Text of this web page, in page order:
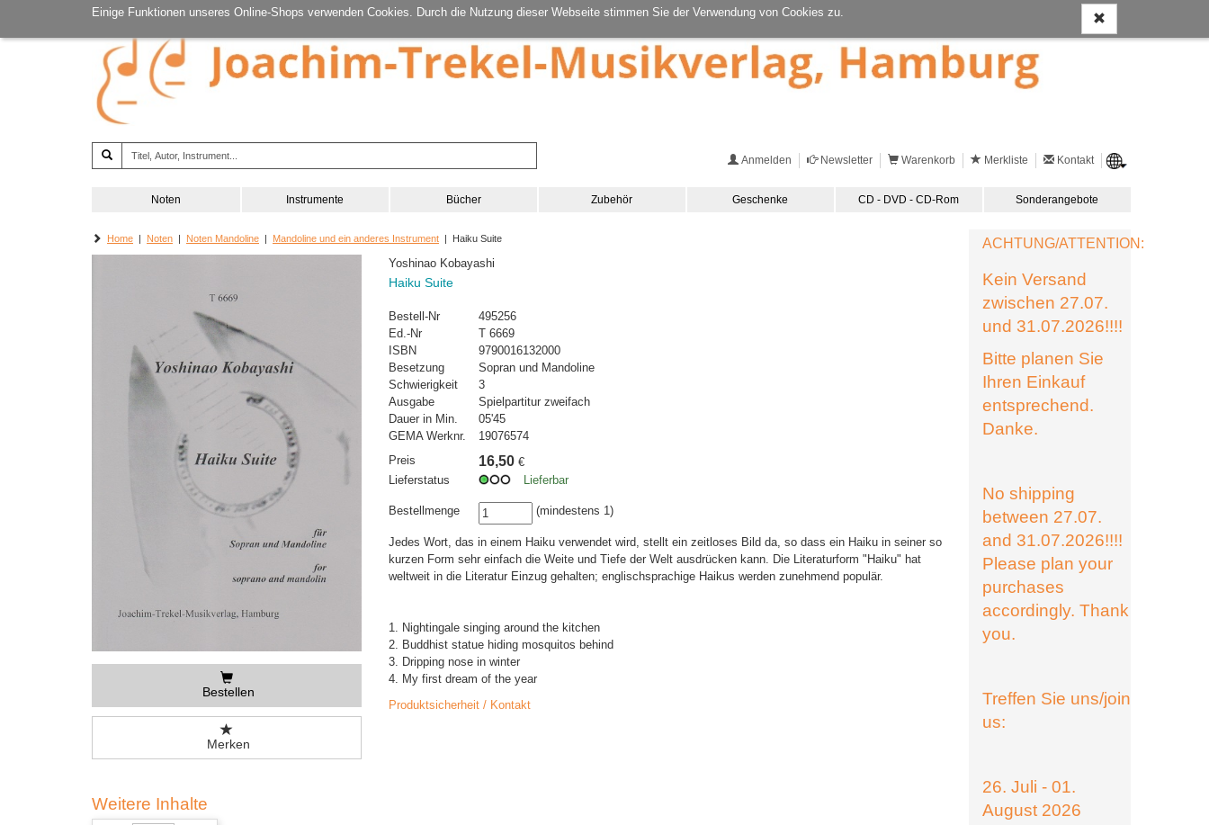
Einige Funktionen unseres Online-Shops verwenden Cookies. Durch die Nutzung dieser Webseite stimmen Sie der Verwendung von Cookies zu.
Anmelden Newsletter Warenkorb Merkliste Kontakt
Noten Instrumente Bücher Zubehör Geschenke CD - DVD - CD-Rom Sonderangebote
Home | Noten | Noten Mandoline | Mandoline und ein anderes Instrument | Haiku Suite
Bestellen
Merken
Yoshinao Kobayashi
Haiku Suite
Bestell-Nr
495256
Ed.-Nr
T 6669
ISBN
9790016132000
Besetzung
Sopran und Mandoline
Schwierigkeit
3
Ausgabe
Spielpartitur zweifach
Dauer in Min.
05'45
GEMA Werknr.
19076574
Preis
16,50 €
Lieferstatus
Lieferbar
Bestellmenge (mindestens 1)
Jedes Wort, das in einem Haiku verwendet wird, stellt ein zeitloses Bild da, so dass ein Haiku in seiner so
kurzen Form sehr einfach die Weite und Tiefe der Welt ausdrücken kann. Die Literaturform "Haiku" hat
weltweit in die Literatur Einzug gehalten; englischsprachige Haikus werden zunehmend populär.
1. Nightingale singing around the kitchen
2. Buddhist statue hiding mosquitos behind
3. Dripping nose in winter
4. My first dream of the year
Produktsicherheit / Kontakt
Weitere Inhalte
ACHTUNG/ATTENTION:
Kein Versand
zwischen 27.07.
und 31.07.2026!!!!
Bitte planen Sie
Ihren Einkauf
entsprechend.
Danke.
No shipping
between 27.07.
and 31.07.2026!!!!
Please plan your
purchases
accordingly. Thank
you.
Treffen Sie uns/join
us:
26. Juli - 01.
August 2026